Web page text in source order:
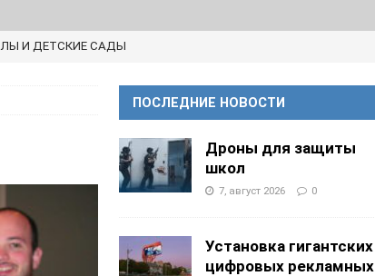
ФИНАНСЫ И БУХГАЛТЕРСКИЙ УЧЕТ
центре “Наш Техас” ШКОЛЫ И
И ДЕТСКИЕ САДЫ
ПОСЛЕДНИЕ НОВОСТИ
Дроны для защиты
школ
7, август 2026 0
Установка гигантских
цифровых рекламных